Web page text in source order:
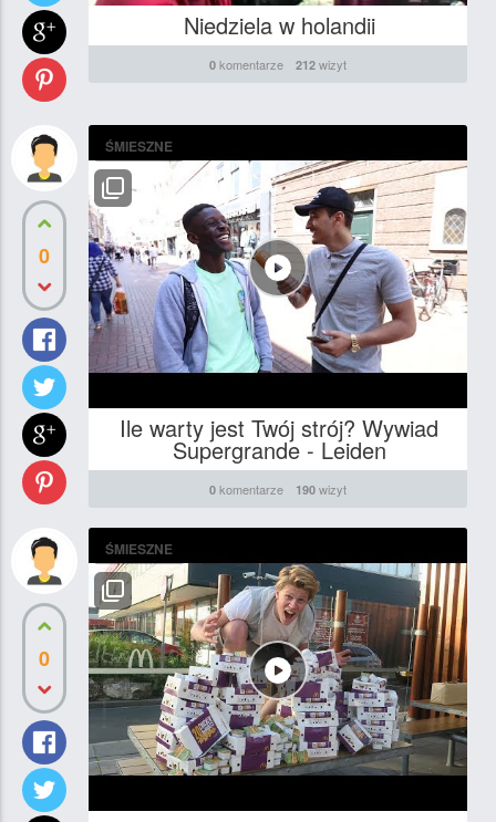
Niedziela w holandii
0 komentarze 212 wizyt
0
ŚMIESZNE
Ile warty jest Twój strój? Wywiad
Supergrande - Leiden
0 komentarze 190 wizyt
0
ŚMIESZNE